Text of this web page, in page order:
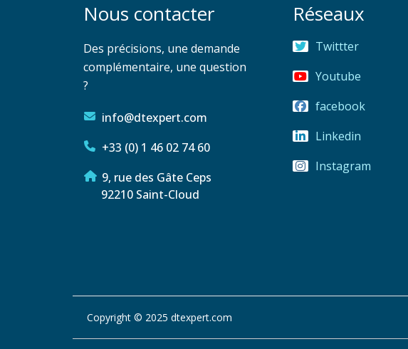
Nous contacter
Des précisions, une demande
complémentaire, une question
?
info@dtexpert.com
+33 (0) 1 46 02 74 60
9, rue des Gâte Ceps
92210 Saint-Cloud
Réseaux
Twittter
Youtube
facebook
Linkedin
Instagram
Copyright © 2025 dtexpert.com